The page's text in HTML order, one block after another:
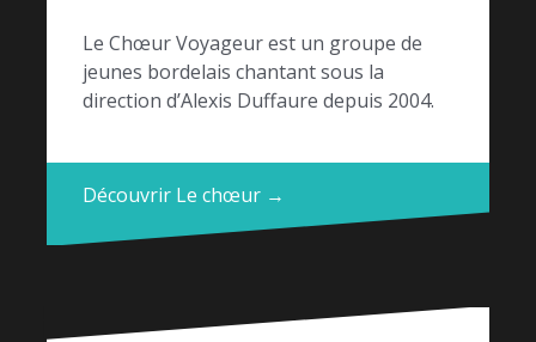
Le Chœur Voyageur est un groupe de
jeunes bordelais chantant sous la
direction d’Alexis Duffaure depuis 2004.
Découvrir Le chœur →